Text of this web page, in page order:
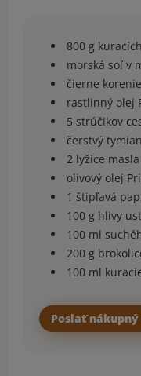
800 g
morská soľ v
čierne
rastlinný olej
5 strúčikov
čerstvý tymian
2 lyžice masla
olivový olej
1 štipľavá
100 g hlivy
100 ml
200 g
100 ml
Poslať nákupný